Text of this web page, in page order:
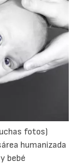
fotos)
humanizada
bebé